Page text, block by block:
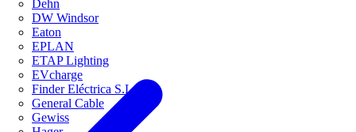
Dehn
DW Windsor
Eaton
EPLAN
ETAP Lighting
EVcharge
Finder Eléctrica S.L.U
General Cable
Gewiss